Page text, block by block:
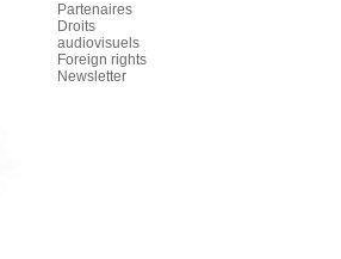
Partenaires
Droits
audiovisuels
Foreign rights
Newsletter